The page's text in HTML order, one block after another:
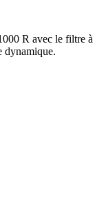
R avec le filtre à
dynamique.